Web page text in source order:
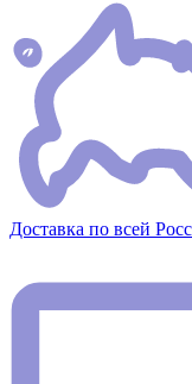
Доставка по всей